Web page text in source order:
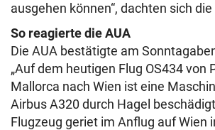
ausgehen können“, dachten sich
So reagierte die AUA
Die AUA bestätigte am
„Auf dem heutigen Flug OS434 von
Mallorca nach Wien ist eine
Airbus A320 durch Hagel
Flugzeug geriet im Anflug auf Wien